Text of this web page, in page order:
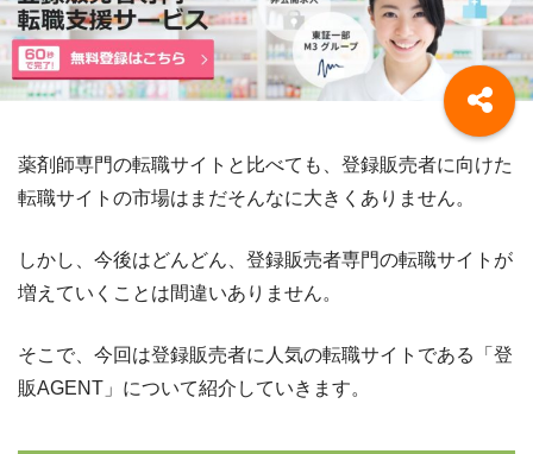
薬剤師専門の転職サイトと比べても、登録販売者に向けた
転職サイトの市場はまだそんなに大きくありません。
しかし、今後はどんどん、登録販売者専門の転職サイトが
増えていくことは間違いありません。
そこで、今回は登録販売者に人気の転職サイトである「登
販AGENT」について紹介していきます。